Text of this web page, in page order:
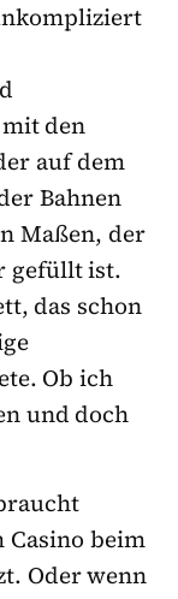
den
auf dem
Bahnen
Maßen, der
gefüllt ist.
das schon
Ob ich
und doch
Casino beim
Oder wenn